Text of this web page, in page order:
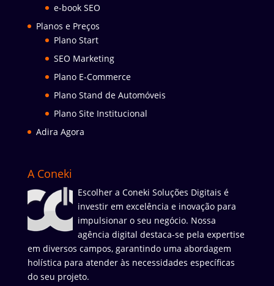
e-book SEO
Planos e Preços
Plano Start
SEO Marketing
Plano E-Commerce
Plano Stand de Automóveis
Plano Site Institucional
Adira Agora
A Coneki
Escolher a Coneki Soluções Digitais é
investir em excelência e inovação para
impulsionar o seu negócio. Nossa
agência digital destaca-se pela expertise
em diversos campos, garantindo uma abordagem
holística para atender às necessidades específicas
do seu projeto.